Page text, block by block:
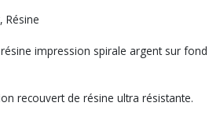
Résine
impression spirale argent sur fond
recouvert de résine ultra résistante.